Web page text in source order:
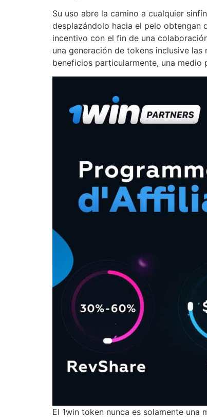
Su uso abre la camino a cualquier
desplazándolo hacia el pelo obtengan
incentivo con el fin de una
una generación de tokens inclusive
beneficios particularmente, una
El 1win token nunca es solamente